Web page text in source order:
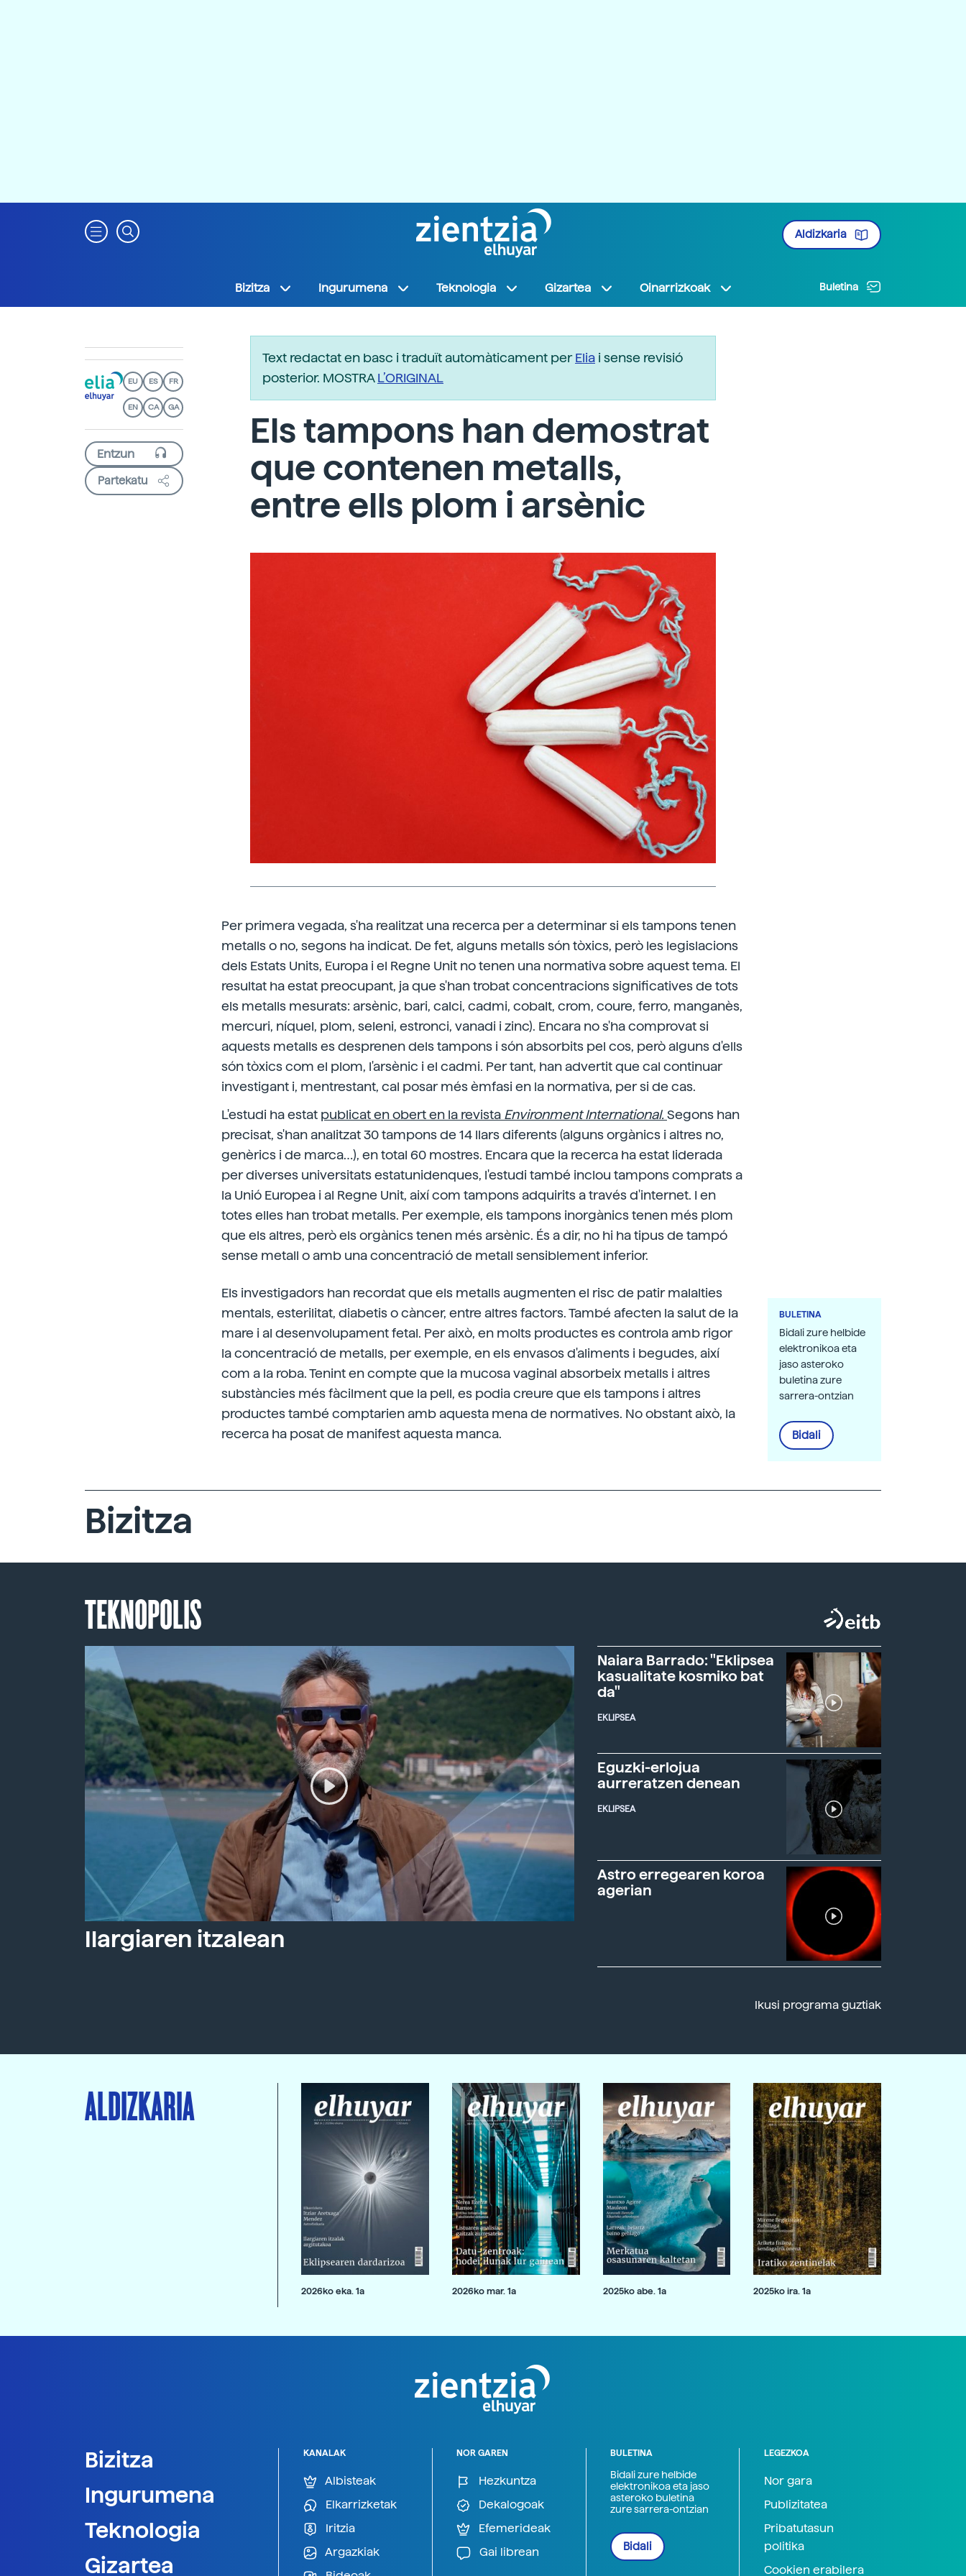
Aldizkaria
Bizitza Ingurumena Teknologia Gizartea Oinarrizkoak Buletina
EU ES FR
EN CA GA
Partekatu
Text redactat en basc i traduït automàticament perElia i sense revisió
posterior. MOSTRAL’ORIGINAL
Els tampons han demostrat
que contenen metalls,
entre ells plom i arsènic
Per primera vegada, s'ha realitzat una recerca per a determinar si els tampons tenen
metalls o no, segons ha indicat. De fet, alguns metalls són tòxics, però les legislacions
dels Estats Units, Europa i el Regne Unit no tenen una normativa sobre aquest tema. El
resultat ha estat preocupant, ja que s'han trobat concentracions significatives de tots
els metalls mesurats: arsènic, bari, calci, cadmi, cobalt, crom, coure, ferro, manganès,
mercuri, níquel, plom, seleni, estronci, vanadi i zinc). Encara no s'ha comprovat si
aquests metalls es desprenen dels tampons i són absorbits pel cos, però alguns d'ells
són tòxics com el plom, l'arsènic i el cadmi. Per tant, han advertit que cal continuar
investigant i, mentrestant, cal posar més èmfasi en la normativa, per si de cas.
L'estudi ha estat publicat en obert en la revista Environment International.Segons han
precisat, s'han analitzat 30 tampons de 14 llars diferents (alguns orgànics i altres no,
genèrics i de marca…), en total 60 mostres. Encara que la recerca ha estat liderada
per diverses universitats estatunidenques, l'estudi també inclou tampons comprats a
la Unió Europea i al Regne Unit, així com tampons adquirits a través d'internet. I en
totes elles han trobat metalls. Per exemple, els tampons inorgànics tenen més plom
que els altres, però els orgànics tenen més arsènic. És a dir, no hi ha tipus de tampó
sense metall o amb una concentració de metall sensiblement inferior.
Els investigadors han recordat que els metalls augmenten el risc de patir malalties
mentals, esterilitat, diabetis o càncer, entre altres factors. També afecten la salut de la
mare i al desenvolupament fetal. Per això, en molts productes es controla amb rigor
la concentració de metalls, per exemple, en els envasos d'aliments i begudes, així
com a la roba. Tenint en compte que la mucosa vaginal absorbeix metalls i altres
substàncies més fàcilment que la pell, es podia creure que els tampons i altres
productes també comptarien amb aquesta mena de normatives. No obstant això, la
recerca ha posat de manifest aquesta manca.
BULETINA
Bidali zure helbide
elektronikoa eta
jaso asteroko
buletina zure
sarrera-ontzian
Bidali
Bizitza
TEKNOPOLIS
Ilargiaren itzalean
Naiara Barrado: "Eklipsea
kasualitate kosmiko bat
da"
EKLIPSEA
Eguzki-erlojua
aurreratzen denean
EKLIPSEA
Astro erregearen koroa
agerian
Ikusi programa guztiak
ALDIZKARIA
2026ko eka. 1a 2026ko mar. 1a 2025ko abe. 1a 2025ko ira. 1a
Bizitza
Ingurumena
Teknologia
Gizartea
KANALAK
Albisteak
Elkarrizketak
Iritzia
Argazkiak
NOR GAREN
Hezkuntza
Dekalogoak
Efemerideak
Gai librean
BULETINA
Bidali zure helbide
elektronikoa eta jaso
asteroko buletina
zure sarrera-ontzian
Bidali
LEGEZKOA
Nor gara
Publizitatea
Pribatutasun
politika
Cookien erabilera